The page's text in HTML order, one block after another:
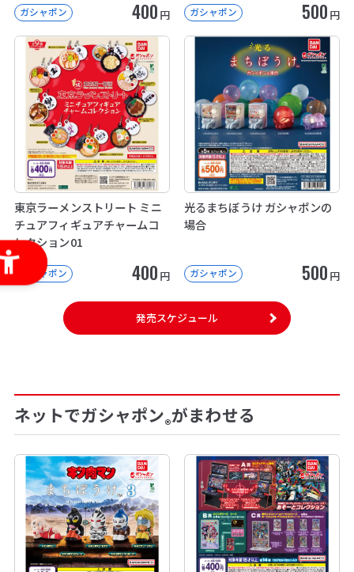
ガシャポン 400 円 ガシャポン 500 円
東京ラーメンストリート ミニ
チュアフィギュアチャームコ
レクション01
ガシャポン 400 円
光るまちぼうけ ガシャポンの
場合
ガシャポン 500 円
発売スケジュール
ネットでガシャポン®がまわせる